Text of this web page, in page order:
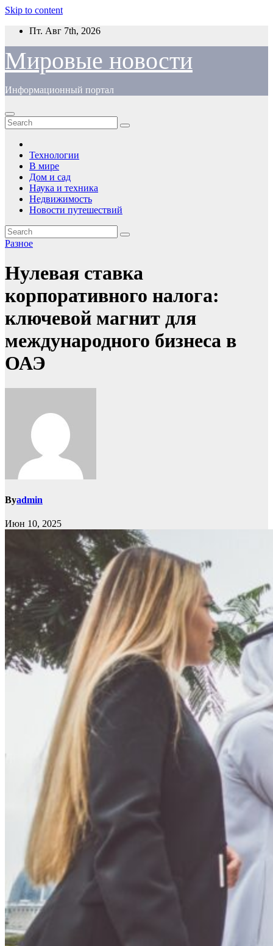
Skip to content
Пт. Авг 7th, 2026
Мировые новости
Информационный портал
Технологии
В мире
Дом и сад
Наука и техника
Недвижимость
Новости путешествий
Разное
Нулевая ставка
корпоративного налога:
ключевой магнит для
международного бизнеса в
ОАЭ
Byadmin
Июн 10, 2025